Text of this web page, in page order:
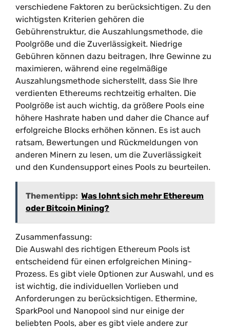
verschiedene Faktoren zu berücksichtigen. Zu den
wichtigsten Kriterien gehören die
Gebührenstruktur, die Auszahlungsmethode, die
Poolgröße und die Zuverlässigkeit. Niedrige
Gebühren können dazu beitragen, Ihre Gewinne zu
maximieren, während eine regelmäßige
Auszahlungsmethode sicherstellt, dass Sie Ihre
verdienten Ethereums rechtzeitig erhalten. Die
Poolgröße ist auch wichtig, da größere Pools eine
höhere Hashrate haben und daher die Chance auf
erfolgreiche Blocks erhöhen können. Es ist auch
ratsam, Bewertungen und Rückmeldungen von
anderen Minern zu lesen, um die Zuverlässigkeit
und den Kundensupport eines Pools zu beurteilen.
Thementipp: Was lohnt sich mehr Ethereum
oder Bitcoin Mining?
Zusammenfassung:
Die Auswahl des richtigen Ethereum Pools ist
entscheidend für einen erfolgreichen Mining-
Prozess. Es gibt viele Optionen zur Auswahl, und es
ist wichtig, die individuellen Vorlieben und
Anforderungen zu berücksichtigen. Ethermine,
SparkPool und Nanopool sind nur einige der
beliebten Pools, aber es gibt viele andere zur